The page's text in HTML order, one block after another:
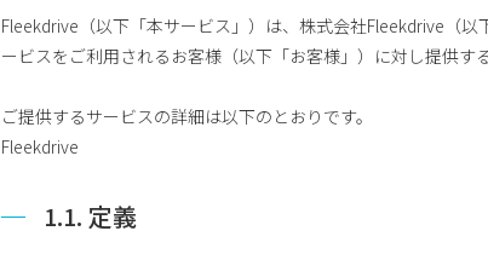
Fleekdrive（以下「本サービス」）は、株式会社Fleekdrive（
ービスをご利用されるお客様（以下「お客様」）に対し提供す
ご提供するサービスの詳細は以下のとおりです。
Fleekdrive
1.1. 定義